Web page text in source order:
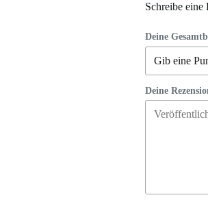
Schreibe eine
Deine
Deine